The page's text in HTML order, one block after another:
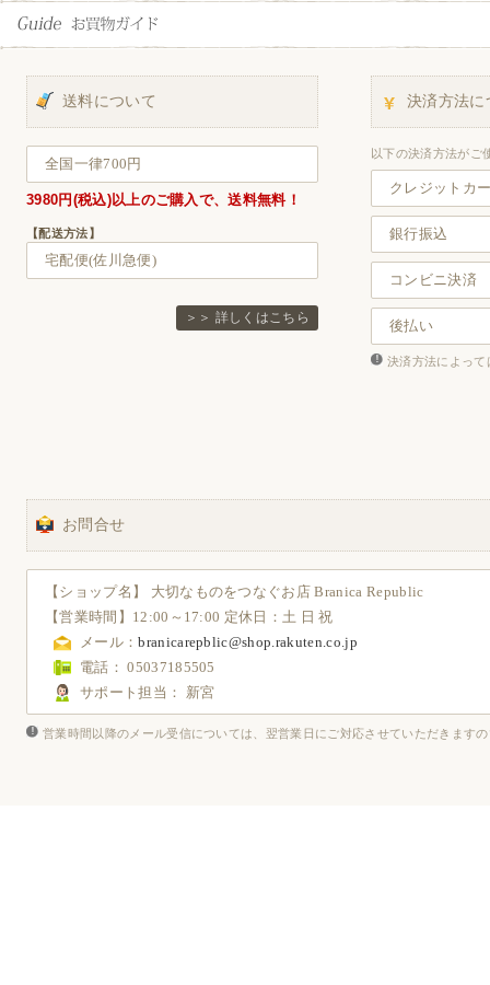
送料について
全国一律700円
3980円(税込)以上のご購入で、送料無料！
【配送方法】
宅配便(佐川急便)
＞＞ 詳しくはこちら
決済方法に
以下の決済方法がご
クレジットカ
銀行振込
コンビニ決済
後払い
決済方法によっ
お問合せ
【ショップ名】 大切なものをつなぐお店 Branica Republic
【営業時間】12:00～17:00 定休日 ：土 日 祝
メール：branicarepblic@shop.rakuten.co.jp
電話： 05037185505
サポート担当： 新宮
営業時間以降のメール受信については、翌営業日にご対応させていただきます